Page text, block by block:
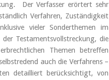
Der Verfasser erörtert sehr
Verfahren, Zuständigkeit
vieler Sonderthemen im
Testamentsvollstreckung, die
Themen betreffen
auch die Verfahrens –
detailliert berücksichtigt, von